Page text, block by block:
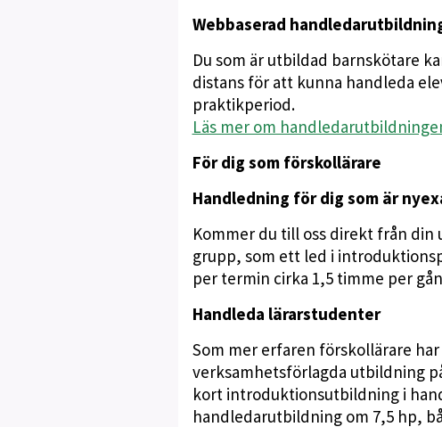
Webbaserad
Du som är utbildad barnskötare
distans för att kunna handleda
praktikperiod.
Läs mer om
För dig som förskollärare
Handledning för dig som är
Kommer du till oss direkt från
grupp, som ett led i
per termin cirka 1,5 timme per
Handleda lärarstudenter
Som mer erfaren förskollärare
verksamhetsförlagda utbildning
kort introduktionsutbildning i
handledarutbildning om 7,5 hp,